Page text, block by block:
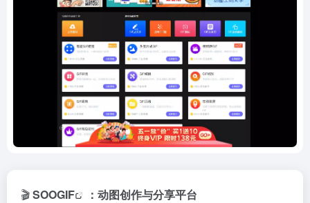
🎬SOOGIF ：动图创作与分享平台